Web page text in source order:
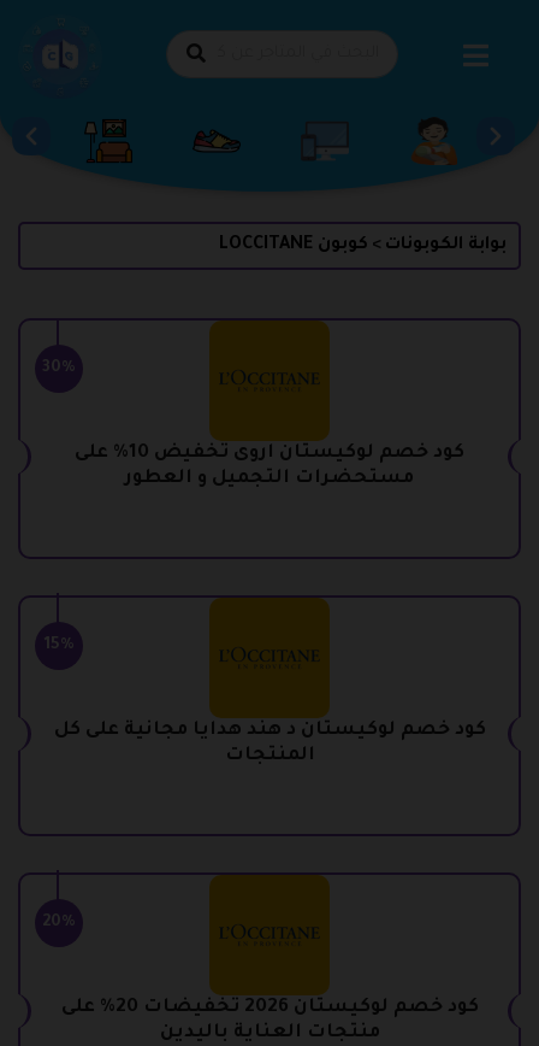
بوابة الكوبونات > كوبون LOCCITANE
30%
كود خصم لوكيستان اروى تخفيض 10% على
مستحضرات التجميل و العطور
15%
كود خصم لوكيستان د هند هدايا مجانية على كل
المنتجات
20%
كود خصم لوكيستان 2026 تخفيضات 20% على
منتجات العناية باليدين